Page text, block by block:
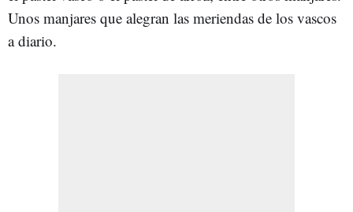
Unos manjares que alegran las meriendas de los vascos
a diario.